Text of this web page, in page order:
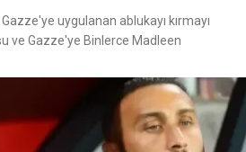
uygulanan ablukayı kırmayı
ve Gazze'ye Binlerce Madleen